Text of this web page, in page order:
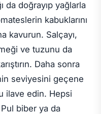
da doğrayıp yağlarla
kabuklarını
kavurun. Salçayı,
ve tuzunu da
Daha sonra
seviyesini geçene
ilave edin. Hepsi
biber ya da